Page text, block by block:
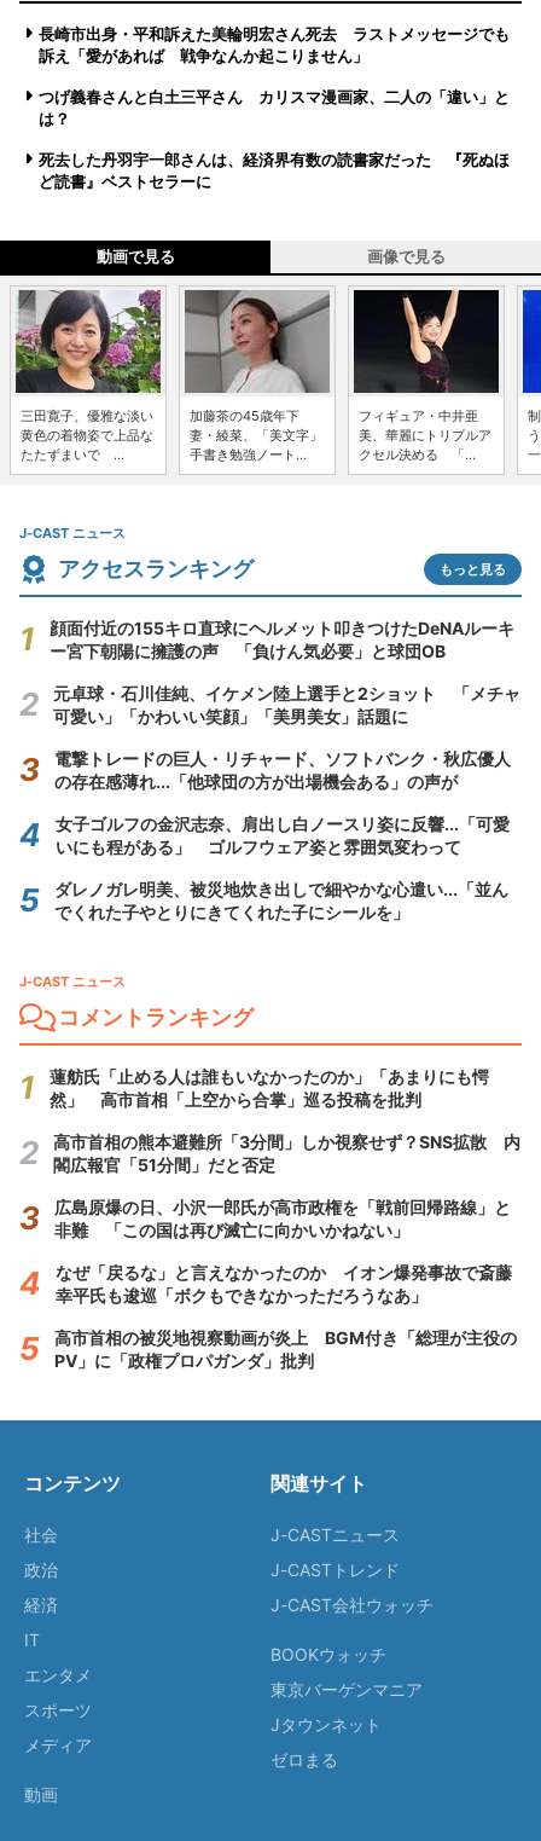
長崎市出身・平和訴えた美輪明宏さん死去 ラストメッセージでも
訴え「愛があれば 戦争なんか起こりません」
つげ義春さんと白土三平さん カリスマ漫画家、二人の「違い」と
は？
死去した丹羽宇一郎さんは、経済界有数の読書家だった 『死ぬほ
ど読書』ベストセラーに
動画で見る 画像で見る
三田寛子、優雅な淡い
黄色の着物姿で上品な
たたずまいで ...
加藤茶の45歳年下
妻・綾菜、「美文字」
手書き勉強ノート...
フィギュア・中井亜
美、華麗にトリプルア
クセル決める 「...
J-CAST ニュース
アクセスランキング もっと見る
顔面付近の155キロ直球にヘルメット叩きつけたDeNAルーキ
ー宮下朝陽に擁護の声 「負けん気必要」と球団OB
元卓球・石川佳純、イケメン陸上選手と2ショット 「メチャ
可愛い」「かわいい笑顔」「美男美女」話題に
電撃トレードの巨人・リチャード、ソフトバンク・秋広優人
の存在感薄れ...「他球団の方が出場機会ある」の声が
女子ゴルフの金沢志奈、肩出し白ノースリ姿に反響...「可愛
いにも程がある」 ゴルフウェア姿と雰囲気変わって
ダレノガレ明美、被災地炊き出しで細やかな心遣い...「並ん
でくれた子やとりにきてくれた子にシールを」
J-CAST ニュース
コメントランキング
蓮舫氏「止める人は誰もいなかったのか」「あまりにも愕
然」 高市首相「上空から合掌」巡る投稿を批判
高市首相の熊本避難所「3分間」しか視察せず？SNS拡散 内
閣広報官「51分間」だと否定
広島原爆の日、小沢一郎氏が高市政権を「戦前回帰路線」と
非難 「この国は再び滅亡に向かいかねない」
なぜ「戻るな」と言えなかったのか イオン爆発事故で斎藤
幸平氏も逡巡「ボクもできなかっただろうなあ」
高市首相の被災地視察動画が炎上 BGM付き「総理が主役の
PV」に「政権プロパガンダ」批判
コンテンツ
社会
政治
経済
IT
エンタメ
スポーツ
メディア
動画
関連サイト
J-CASTニュース
J-CASTトレンド
J-CAST会社ウォッチ
BOOKウォッチ
東京バーゲンマニア
Jタウンネット
ゼロまる